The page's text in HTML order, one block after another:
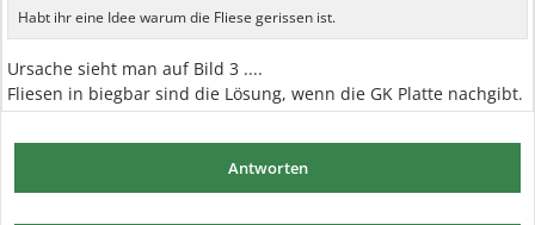
Habt ihr eine Idee warum die Fliese gerissen ist.
Ursache sieht man auf Bild 3 ....
Fliesen in biegbar sind die Lösung, wenn die GK Platte nachgibt.
Antworten